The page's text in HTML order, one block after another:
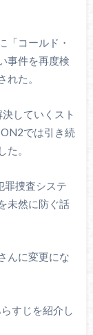
「コールド・
事件を再度検
た。
していくスト
では引き続
。
罪捜査システ
未然に防ぐ話
んに変更にな
すじを紹介し